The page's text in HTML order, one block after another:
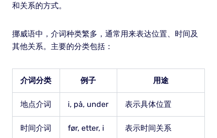
和关系的方式。
挪威语中，介词种类繁多，通常用来表达位置、时间及
其他关系。主要的分类包括：
介词分类 例子 用途
地点介词 i, på, under 表示具体位置
时间介词 før, etter, i 表示时间关系